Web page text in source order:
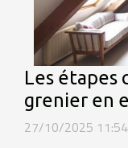
Les étapes
grenier en
27/10/2025 11:54